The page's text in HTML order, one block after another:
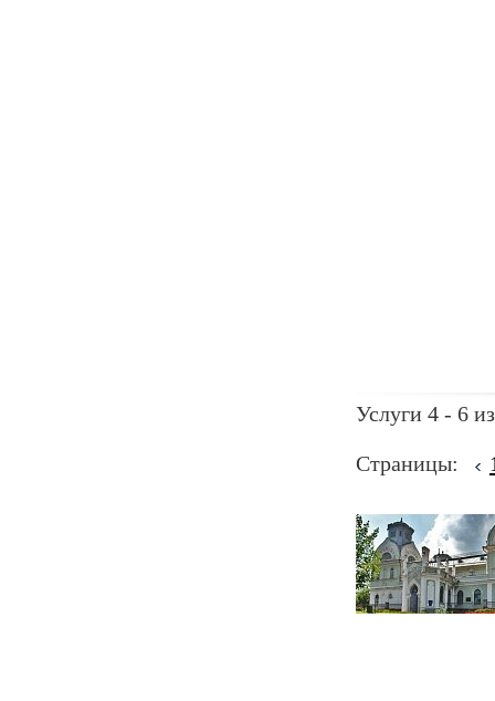
Услуги 4 - 6
Страницы: